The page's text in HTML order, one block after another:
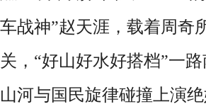
车战神”赵天涯，载着周奇
关， “好山好水好搭档”一
山河与国民旋律碰撞 上演